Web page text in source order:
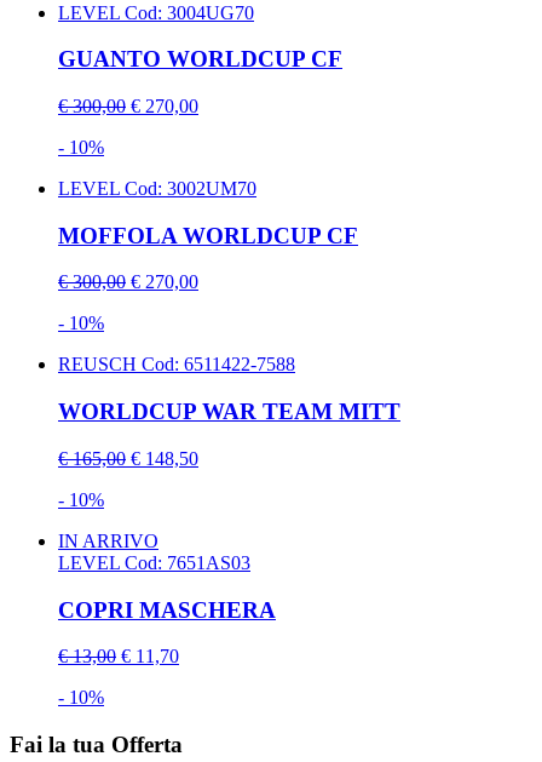
LEVEL Cod: 3004UG70
GUANTO WORLDCUP CF
€ 300,00 € 270,00
- 10%
LEVEL Cod: 3002UM70
MOFFOLA WORLDCUP CF
€ 300,00 € 270,00
- 10%
REUSCH Cod: 6511422-7588
WORLDCUP WAR TEAM MITT
€ 165,00 € 148,50
- 10%
IN ARRIVO
LEVEL Cod: 7651AS03
COPRI MASCHERA
€ 13,00 € 11,70
- 10%
Fai la tua Offerta